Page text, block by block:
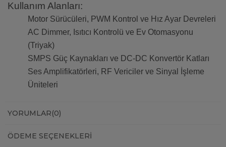
Kullanım Alanları:
Motor Sürücüleri, PWM Kontrol ve Hız Ayar Devreleri
AC Dimmer, Isıtıcı Kontrolü ve Ev Otomasyonu
(Triyak)
SMPS Güç Kaynakları ve DC-DC Konvertör Katları
Ses Amplifikatörleri, RF Vericiler ve Sinyal İşleme
Üniteleri
YORUMLAR(0)
ÖDEME SEÇENEKLERI